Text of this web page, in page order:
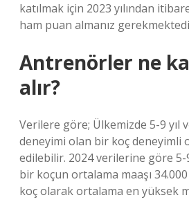
katılmak için 2023 yılından
ham puan almanız
Antrenörler ne
alır?
Verilere göre; Ülkemizde 5-9 yıl
deneyimi olan bir koç deneyimli
edilebilir. 2024 verilerine göre 5-
bir koçun ortalama maaşı 34.000
koç olarak ortalama en yüksek